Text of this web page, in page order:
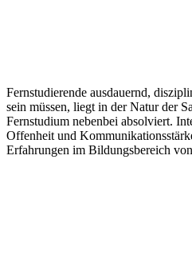
Fernstudierende ausdauernd,
sein müssen, liegt in der Natur der
Fernstudium nebenbei absolviert.
Offenheit und
Erfahrungen im Bildungsbereich